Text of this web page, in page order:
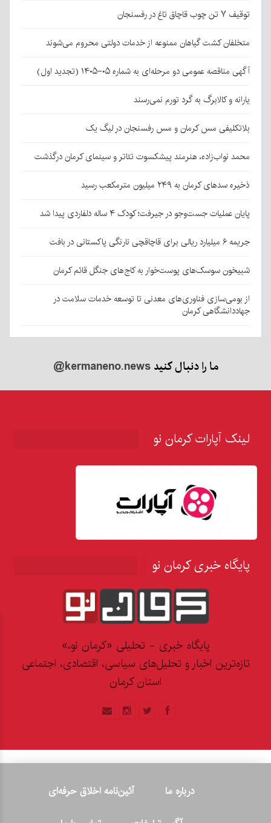
توقیف ۷ تن چوب قاچاق تاغ در رفسنجان
متخلفان کشت گیاهان ممنوعه از خدمات دولتی محروم می‌شوند
آگهی مناقصه عمومی دو مرحله‌ای به شماره ۰۵-۱۴۰۵ (تجدید اول)
یارانه و کالابرگ به گرد تورم نمی‌رسند
بلاتکلیفی مس کرمان و مس رفسنجان در لیگ یک
محمد نواب‌زاده، هنرمند پیشکسوت تئاتر و سینمای کرمان درگذشت
ذخیره سدهای کرمان به ۲۴۹ میلیون مترمکعب رسید
پایان عملیات جست‌وجو در جیرفت؛ کودک ۴ ساله دلفاردی پیدا شد
جریمه ۶ میلیارد ریالی برای قاچاقچی نارنگی پاکستانی در بافت
شبیخون سوسک‌های پوست‌خوار به کاج‌های جنگل قائم کرمان
از بومی‌سازی فناوری‌های معدنی تا توسعه خدمات سلامت در
جهاددانشگاهی کرمان
ما را دنبال کنید@kermaneno.news
لینک آپارات کرمان نو
پایگاه خبری کرمان نو
پایگاه خبری - تحلیلی «کرمان نو،»
تازه‌ترین اخبار و تحلیل‌های سیاسی، اقتصادی، اجتماعی
استان کرمان
درباره ما
آئین‌نامه اخلاق حرفه‌ای